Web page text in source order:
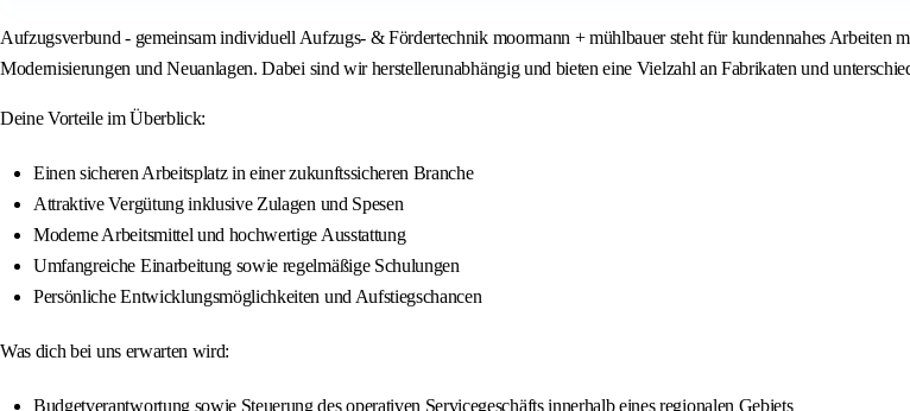
Aufzugsverbund - gemeinsam individuell Aufzugs- & Fördertechnik moormann + mühlbauer steht für kundennahes Arbeiten
Modernisierungen und Neuanlagen. Dabei sind wir herstellerunabhängig und bieten eine Vielzahl an Fabrikaten und
Deine Vorteile im Überblick:
Einen sicheren Arbeitsplatz in einer zukunftssicheren Branche
Attraktive Vergütung inklusive Zulagen und Spesen
Moderne Arbeitsmittel und hochwertige Ausstattung
Umfangreiche Einarbeitung sowie regelmäßige Schulungen
Persönliche Entwicklungsmöglichkeiten und Aufstiegschancen
Was dich bei uns erwarten wird:
Budgetverantwortung sowie Steuerung des operativen Servicegeschäfts innerhalb eines regionalen Gebiets